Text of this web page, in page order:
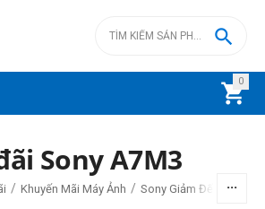
0


Sony A7M3
/ Khuyến Mãi Máy Ảnh / Sony Giảm Đến